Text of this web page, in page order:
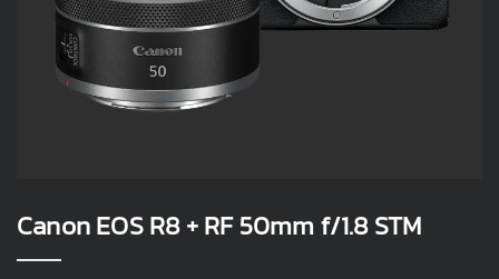
Canon EOS R8 + RF 50mm f/1.8 STM